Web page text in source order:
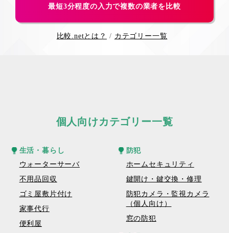
最短3分程度の入力で複数の業者を比較
比較.netとは？ カテゴリー一覧
個人向けカテゴリー一覧
生活・暮らし
ウォーターサーバ
不用品回収
ゴミ屋敷片付け
家事代行
便利屋
防犯
ホームセキュリティ
鍵開け・鍵交換・修理
防犯カメラ・監視カメラ
（個人向け）
窓の防犯